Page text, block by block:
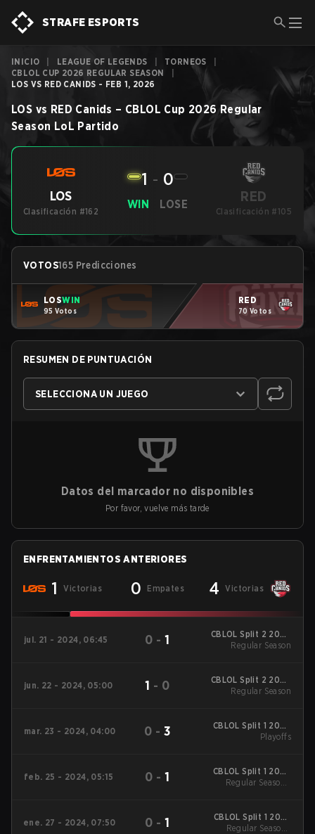
STRAFE ESPORTS
INICIO LEAGUE OF LEGENDS TORNEOS
CBLOL CUP 2026 REGULAR SEASON
LOS VS RED CANIDS - FEB 1, 2026
LOS vs RED Canids – CBLOL Cup 2026 Regular
Season LoL Partido
LOS
Clasificación #162
WIN
1 - 0
LOSE RED
Clasificación #105
VOTOS165 Predicciones
LOSWIN
95 Votos
RED
70 Votos
RESUMEN DE PUNTUACIÓN
SELECCIONA UN JUEGO
Datos del marcador no disponibles
Por favor, vuelve más tarde
ENFRENTAMIENTOS ANTERIORES
1 Victorias 0 Empates 4 Victorias
jul. 21 - 2024, 06:45 0 -1
CBLOL Split 2 2024
Regular Season
Regular Season
jun. 22 - 2024, 05:00 1 - 0
CBLOL Split 2 2024
Regular Season
Regular Season
mar. 23 - 2024, 04:00 0 - 3
CBLOL Split 1 2024
Playoffs
Playoffs
feb. 25 - 2024, 05:15 0 -1
CBLOL Split 1 2024
Regular Season
Regular Season -
ene. 27 - 2024, 07:50 0 -1
CBLOL Split 1 2024
Regular Season
Regular Season -